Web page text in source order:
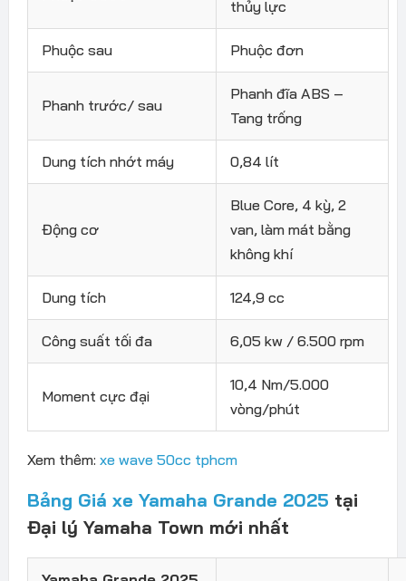
thủy lực
Phuộc sau Phuộc đơn
Phanh trước/ sau
Phanh đĩa ABS –
Tang trống
Dung tích nhớt máy 0,84 lít
Động cơ
Blue Core, 4 kỳ, 2
van, làm mát bằng
không khí
Dung tích 124,9 cc
Công suất tối đa 6,05 kw / 6.500 rpm
Moment cực đại
10,4 Nm/5.000
vòng/phút
Xem thêm: xe wave 50cc tphcm
Bảng Giá xe Yamaha Grande 2025 tại
Đại lý Yamaha Town mới nhất